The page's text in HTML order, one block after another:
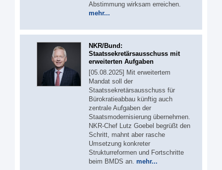
Abstimmung wirksam erreichen.
mehr...
NKR/Bund:
Staatssekretärsausschuss mit
erweiterten Aufgaben
[05.08.2025] Mit erweitertem
Mandat soll der
Staatssekretärsausschuss für
Bürokratieabbau künftig auch
zentrale Aufgaben der
Staatsmodernisierung übernehmen.
NKR-Chef Lutz Goebel begrüßt den
Schritt, mahnt aber rasche
Umsetzung konkreter
Strukturreformen und Fortschritte
beim BMDS an. mehr...